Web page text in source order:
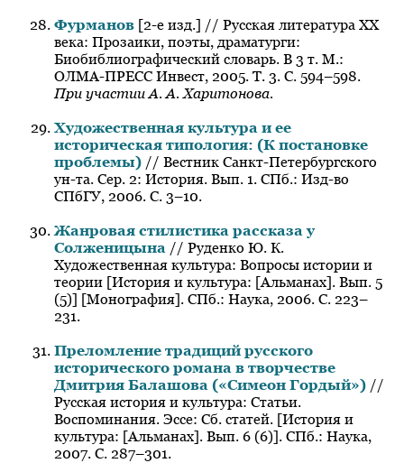
Фурманов [2-е изд.] // Русская литература ХХ
века: Прозаики, поэты, драматурги:
Биобиблиографический словарь. В 3 т. М.:
ОЛМА-ПРЕСС Инвест, 2005. Т. 3. С. 594–598.
При участии А. А. Харитонова.
Художественная культура и ее
историческая типология: (К постановке
проблемы) // Вестник Санкт-Петербургского
ун-та. Сер. 2: История. Вып. 1. СПб.: Изд-во
СПбГУ, 2006. С. 3–10.
Жанровая стилистика рассказа у
Солженицына // Руденко Ю. К.
Художественная культура: Вопросы истории и
теории [История и культура: [Альманах]. Вып. 5
(5)] [Монография]. СПб.: Наука, 2006. С. 223–
231.
Преломление традиций русского
исторического романа в творчестве
Дмитрия Балашова («Симеон Гордый») //
Русская история и культура: Статьи.
Воспоминания. Эссе: Сб. статей. [История и
культура: [Альманах]. Вып. 6 (6)]. СПб.: Наука,
2007. С. 287–301.